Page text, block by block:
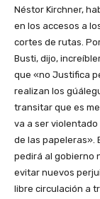
Néstor Kirchner,
en los accesos a
cortes de rutas.
Busti, dijo,
que «no Justifica
realizan los
transitar que es
va a ser
de las papeleras».
pedirá al gobierno
evitar nuevos
libre circulación a